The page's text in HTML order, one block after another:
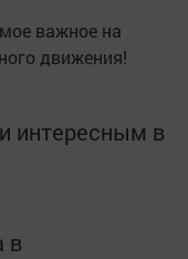
важное на
движения!
интересным в
в